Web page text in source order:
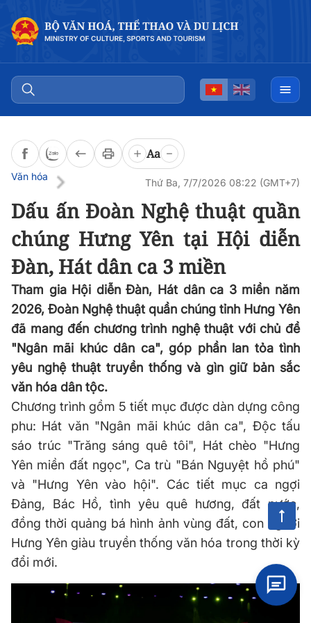
Aa
Văn hóa
Thứ Ba, 7/7/2026 08:22 (GMT+7)
Dấu ấn Đoàn Nghệ thuật quần
chúng Hưng Yên tại Hội diễn
Đàn, Hát dân ca 3 miền
Tham gia Hội diễn Đàn, Hát dân ca 3 miền năm
2026, Đoàn Nghệ thuật quần chúng tỉnh Hưng Yên
đã mang đến chương trình nghệ thuật với chủ đề
"Ngân mãi khúc dân ca", góp phần lan tỏa tình
yêu nghệ thuật truyền thống và gìn giữ bản sắc
văn hóa dân tộc.
Chương trình gồm 5 tiết mục được dàn dựng công
phu: Hát văn "Ngân mãi khúc dân ca", Độc tấu
sáo trúc "Trăng sáng quê tôi", Hát chèo "Hưng
Yên miền đất ngọc", Ca trù "Bán Nguyệt hồ phú"
và "Hưng Yên vào hội". Các tiết mục ca ngợi
Đảng, Bác Hồ, tình yêu quê hương, đất nước,
đồng thời quảng bá hình ảnh vùng đất, con người
Hưng Yên giàu truyền thống văn hóa trong thời kỳ
đổi mới.
Đọc bài